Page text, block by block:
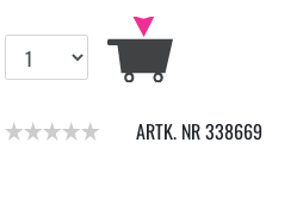
ARTK. NR 338669